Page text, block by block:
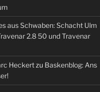
aus Schwaben: Schacht Ulm
2.8 50 und Travenar
Heckertzu Baskenblog: Ans